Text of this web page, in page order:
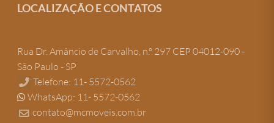
LOCALIZAÇÃO E CONTATOS
Rua Dr. Amâncio de Carvalho, n.º 297 CEP 04012-090 -
São Paulo - SP
Telefone: 11- 5572-0562
WhatsApp: 11- 5572-0562
contato@mcmoveis.com.br